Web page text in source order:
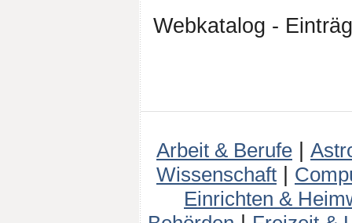
Webkatalog -
Arbeit & Berufe
Wissenschaft
Einrichten &